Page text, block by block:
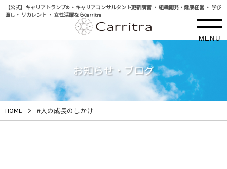
【公式】キャリアトランプ® ・キャリアコンサルタント更新講習 ・ 組織開発・健康経営 ・ 学び
直し・ リカレント ・ 女性活躍ならCarritra
MENU
お知らせ・ブログ
HOME > #人の成長のしかけ